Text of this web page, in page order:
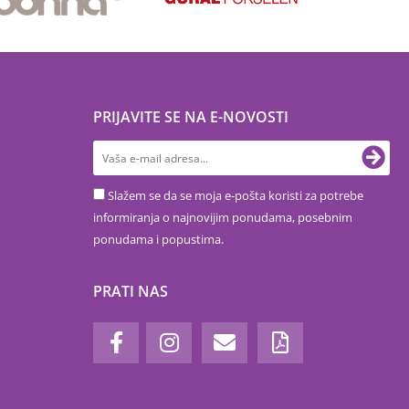
PRIJAVITE SE NA E-NOVOSTI
Slažem se da se moja e-pošta koristi za potrebe
informiranja o najnovijim ponudama, posebnim
ponudama i popustima.
PRATI NAS